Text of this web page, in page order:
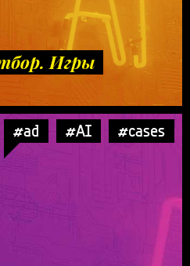
Игры
#ad #AI #cases